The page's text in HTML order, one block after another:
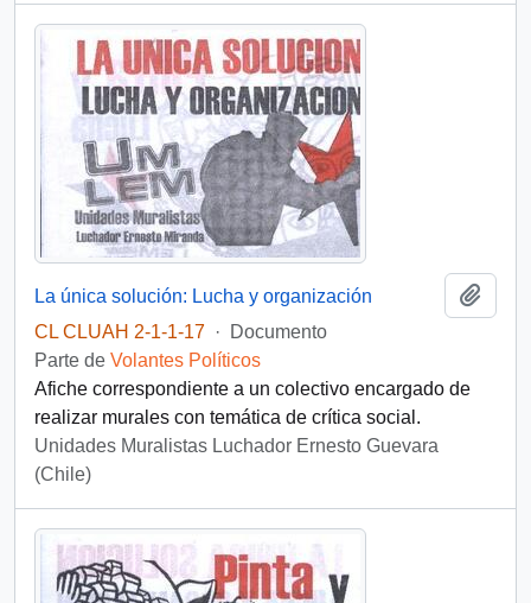
La única solución: Lucha y organización
CL CLUAH 2-1-1-17 ·
Documento
Parte de Volantes Políticos
Afiche correspondiente a un colectivo encargado de
realizar murales con temática de crítica social.
Unidades Muralistas Luchador Ernesto Guevara
(Chile)